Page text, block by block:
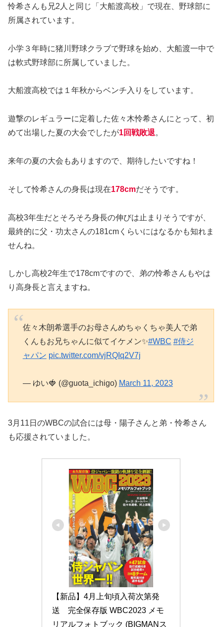
怜希さんも兄2人と同じ「大船渡高校」で現在、野球部に
所属されています。
小学３年時に猪川野球クラブで野球を始め、大船渡一中で
は軟式野球部に所属していました。
大船渡高校では１年秋からベンチ入りをしています。
遊撃のレギュラーに定着した佐々木怜希さんにとって、初
めて出場した夏の大会でしたが1回戦敗退。
来年の夏の大会もありますので、期待したいですね！
そして怜希さんの身長は現在178cmだそうです。
高校3年生だとそろそろ身長の伸びは止まりそうですが、
最終的に父・功太さんの181cmくらいにはなるかも知れま
せんね。
しかし高校2年生で178cmですので、弟の怜希さんもやは
り高身長と言えますね。
佐々木朗希選手のお母さんめちゃくちゃ美人で弟
くんもお兄ちゃんに似てイケメン✨#WBC #侍ジ
ャパン pic.twitter.com/vjRQIq2V7j
— ゆい🍓 (@guota_ichigo) March 11, 2023
3月11日のWBCの試合には母・陽子さんと弟・怜希さん
も応援されていました。
【新品】4月上旬頃入荷次第発
送　完全保存版 WBC2023 メモ
リアルフォトブック (BIGMANス